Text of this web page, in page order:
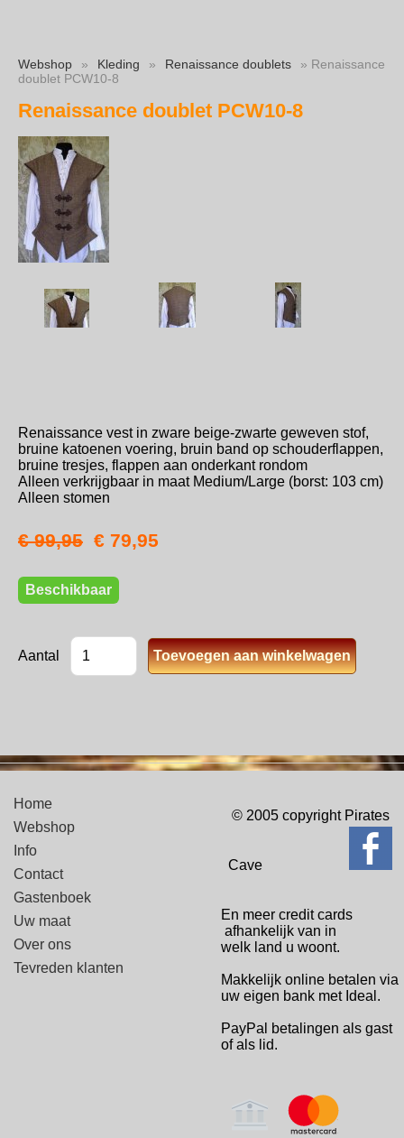
Webshop » Kleding » Renaissance doublets
» Renaissance
doublet PCW10-8
Renaissance doublet PCW10-8
Renaissance vest in zware beige-zwarte geweven stof,
bruine katoenen voering, bruin band op schouderflappen,
bruine tresjes, flappen aan onderkant rondom
Alleen verkrijgbaar in maat Medium/Large (borst: 103 cm)
Alleen stomen
€ 99,95 € 79,95
Beschikbaar
Aantal
Home
Webshop
Info
Contact
Gastenboek
Uw maat
Over ons
Tevreden klanten
© 2005 copyright Pirates
Cave
En meer credit cards
afhankelijk van in
welk land u woont.
Makkelijk online betalen via
uw eigen bank met Ideal.
PayPal betalingen als gast
of als lid.